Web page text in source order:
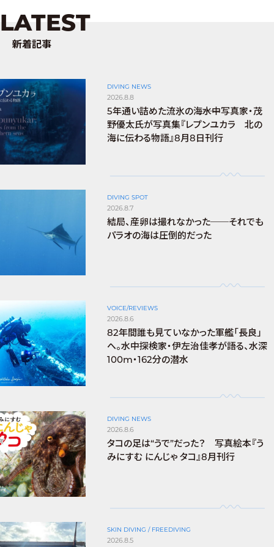
LATEST
新着記事
DIVING NEWS
2026.8.8
5年通い詰めた流氷の海――水中写真家・茂
野優太氏が写真集『レプンユカラ 北の
海に伝わる物語』8月8日刊行
DIVING SPOT
2026.8.7
結局、産卵は撮れなかった──それでも
パラオの海は圧倒的だった
VOICE/REVIEWS
2026.8.6
82年間誰も見ていなかった軍艦「長良」
へ。水中探検家・伊左治佳孝が語る、水深
100m・162分の潜水
DIVING NEWS
2026.8.6
タコの足は“うで”だった？ 写真絵本『う
みにすむ にんじゃ タコ』8月刊行
SKIN DIVING / FREEDIVING
2026.8.5